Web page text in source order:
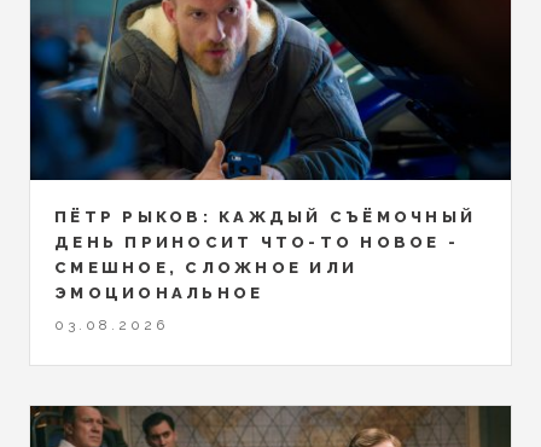
ПЁТР РЫКОВ: КАЖДЫЙ СЪЁМОЧНЫЙ
ДЕНЬ ПРИНОСИТ ЧТО-ТО НОВОЕ -
СМЕШНОЕ, СЛОЖНОЕ ИЛИ
ЭМОЦИОНАЛЬНОЕ
03.08.2026